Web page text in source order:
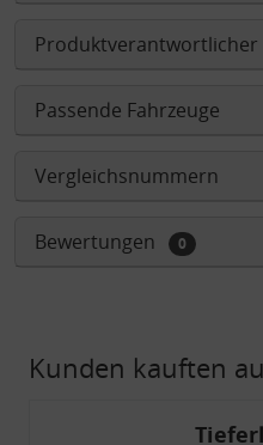
Produktverantwortlicher
Passende Fahrzeuge
Vergleichsnummern
Bewertungen 0
Kunden kauften